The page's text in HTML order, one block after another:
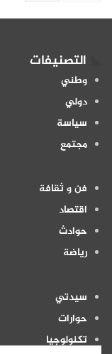
التصنيفات
وطني
دولي
سياسة
مجتمع
فن و ثقافة
اقتصاد
حوادث
رياضة
سيدتي
حوارات
تكنولوجيا